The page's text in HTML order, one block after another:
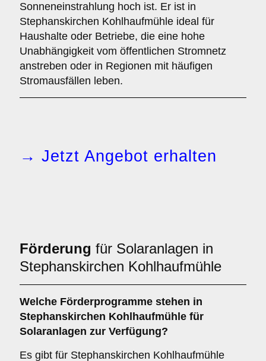
Sonneneinstrahlung hoch ist. Er ist in
Stephanskirchen Kohlhaufmühle ideal für
Haushalte oder Betriebe, die eine hohe
Unabhängigkeit vom öffentlichen Stromnetz
anstreben oder in Regionen mit häufigen
Stromausfällen leben.
→ Jetzt Angebot erhalten
Förderung für Solaranlagen in
Stephanskirchen Kohlhaufmühle
Welche Förderprogramme stehen in
Stephanskirchen Kohlhaufmühle für
Solaranlagen zur Verfügung?
Es gibt für Stephanskirchen Kohlhaufmühle